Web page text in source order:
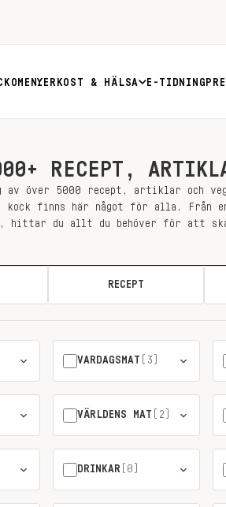
KOST & HÄLSA E-TIDNING
RECEPT,
av över 5000 recept, artiklar och
finns här något för alla. Från
hittar du allt du behöver för att
RECEPT
VARDAGSMAT (3)
VÄRLDENS MAT (2)
DRINKAR(0)